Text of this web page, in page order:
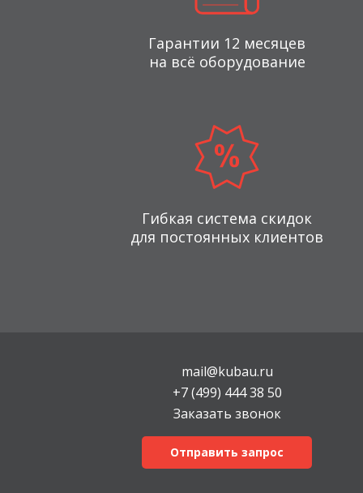
Гарантии 12 месяцев
на всё оборудование
Гибкая система скидок
для постоянных клиентов
mail@kubau.ru
+7 (499) 444 38 50
Заказать звонок
Отправить запрос